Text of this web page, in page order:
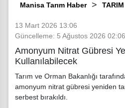
Manisa Tarım Haber TARIM
13 Mart 2026 13:06
Güncelleme: 5 Ağustos 2026 02:06
Amonyum Nitrat Gübresi
Kullanılabilecek
Tarım ve Orman Bakanlığı
amonyum nitrat gübresi yeniden
serbest bırakıldı.